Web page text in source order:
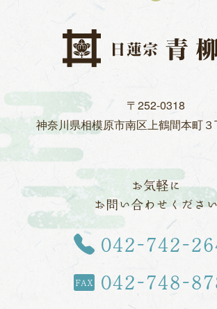
〒252-0318
神奈川県相模原市南区上鶴間本町３
お気軽に
お問い合わせください
TEL
042-742-
FAX 042-748-